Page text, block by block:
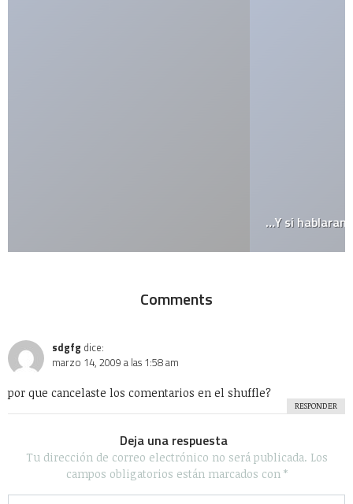
…Y si hablaramos como en los comentarios?
Comments
sdgfg dice:
marzo 14, 2009 a las 1:58 am
por que cancelaste los comentarios en el shuffle?
RESPONDER
Deja una respuesta
Tu dirección de correo electrónico no será publicada. Los
campos obligatorios están marcados con *